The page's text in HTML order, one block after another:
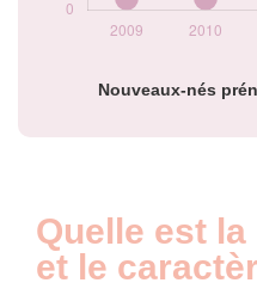
Nouveaux-nés
Quelle est
et le